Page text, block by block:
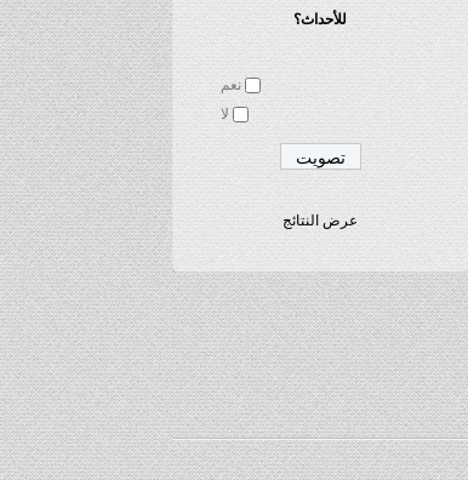
للأحداث؟
نعم
لا
عرض النتائج